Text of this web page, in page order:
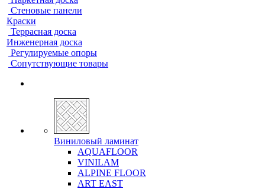
Стеновые панели
Краски
Террасная доска
Инженерная доска
Регулируемые опоры
Сопутствующие товары
Виниловый ламинат
AQUAFLOOR
VINILAM
ALPINE FLOOR
ART EAST